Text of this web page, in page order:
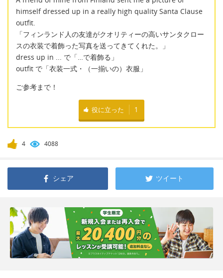
himself dressed up in a really high quality Santa Clause
outfit.
「フィンランド人の友達がクオリティーの高いサンタクロー
スの衣装で着飾った写真を送ってきてくれた。」
dress up in ... で「…で着飾る」
outfit で「衣装一式・（一揃いの）衣服」
ご参考まで！
役に立った 1
4 4088
シェア ツイート